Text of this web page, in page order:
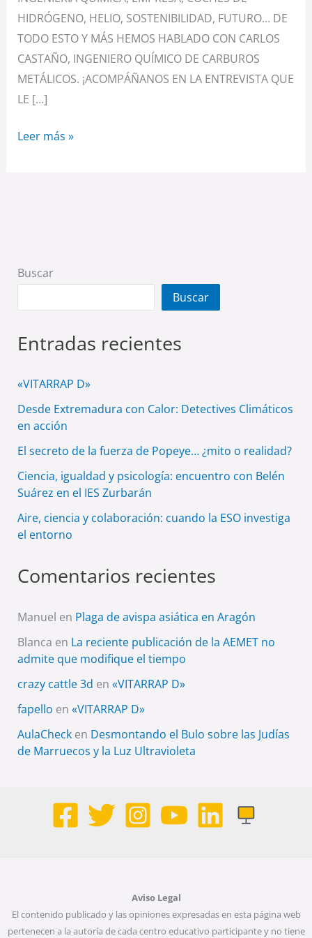
HIDRÓGENO, HELIO, SOSTENIBILIDAD, FUTURO… DE
TODO ESTO Y MÁS HEMOS HABLADO CON CARLOS
CASTAÑO, INGENIERO QUÍMICO DE CARBUROS
METÁLICOS. ¡ACOMPÁÑANOS EN LA ENTREVISTA QUE
LE […]
Leer más »
Buscar
Buscar
Entradas recientes
«VITARRAP D»
Desde Extremadura con Calor: Detectives Climáticos
en acción
El secreto de la fuerza de Popeye… ¿mito o realidad?
Ciencia, igualdad y psicología: encuentro con Belén
Suárez en el IES Zurbarán
Aire, ciencia y colaboración: cuando la ESO investiga
el entorno
Comentarios recientes
Manuel en Plaga de avispa asiática en Aragón
Blanca en La reciente publicación de la AEMET no
admite que modifique el tiempo
crazy cattle 3d en «VITARRAP D»
fapello en «VITARRAP D»
AulaChecken Desmontando el Bulo sobre las Judías
de Marruecos y la Luz Ultravioleta
Aviso Legal
El contenido publicado y las opiniones expresadas en esta página web
pertenecen a la autoría de cada centro educativo participante y no tiene